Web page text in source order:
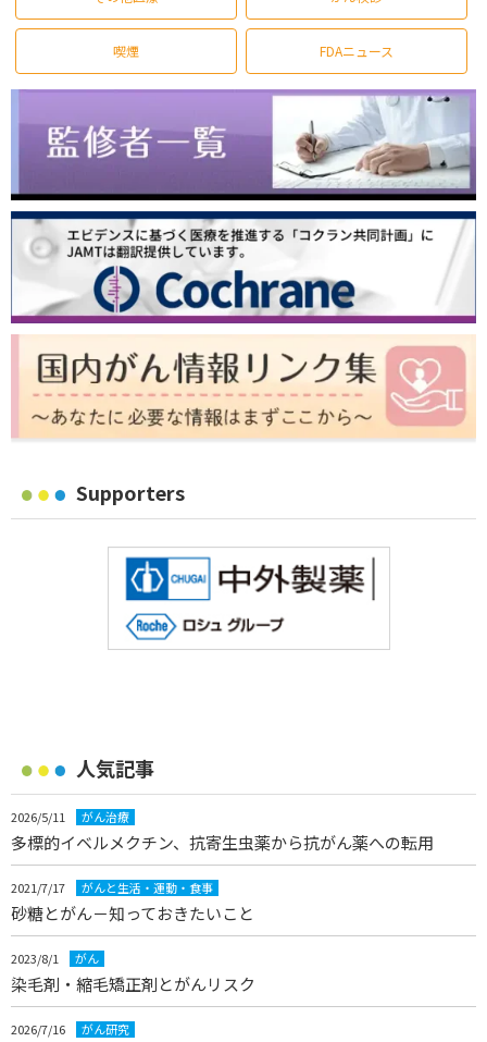
喫煙 FDAニュース
Supporters
人気記事
2026/5/11 がん治療
多標的イベルメクチン、抗寄生虫薬から抗がん薬への転用
2021/7/17 がんと生活・運動・食事
砂糖とがん－知っておきたいこと
2023/8/1 がん
染毛剤・縮毛矯正剤とがんリスク
2026/7/16 がん研究